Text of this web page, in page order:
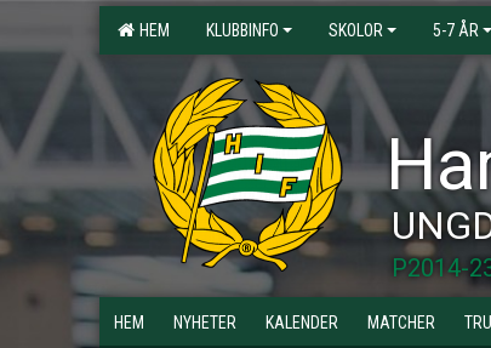
HEM KLUBBINFO SKOLOR 5-7 ÅR
P2014-
HEM NYHETER KALENDER MATCHER